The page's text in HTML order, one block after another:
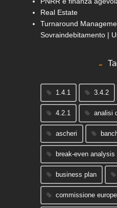
Real Estate
Turnaround
Sovraindebitamento |
1.4.1 3.4.2
4.2.1 analisi
ascheri
break-even analysis
business plan
commissione